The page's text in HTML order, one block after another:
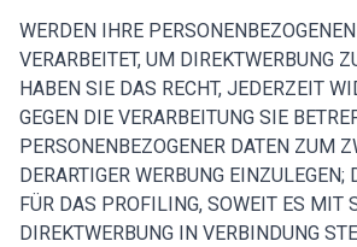
WERDEN IHRE
VERARBEITET, UM DIREKTWERBUNG
HABEN SIE DAS RECHT, JEDERZEIT
GEGEN DIE VERARBEITUNG SIE
PERSONENBEZOGENER DATEN ZUM
DERARTIGER WERBUNG EINZULEGEN;
FÜR DAS PROFILING, SOWEIT ES MIT
DIREKTWERBUNG IN VERBINDUNG